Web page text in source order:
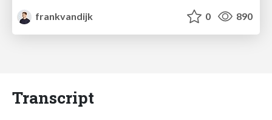
frankvandijk
0 890
Transcript